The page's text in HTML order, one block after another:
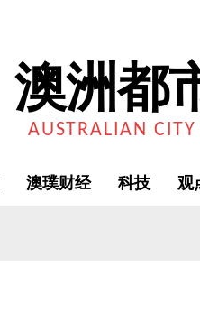
澳洲都
AUSTRALIAN CITY
澳璞财经 科技 观